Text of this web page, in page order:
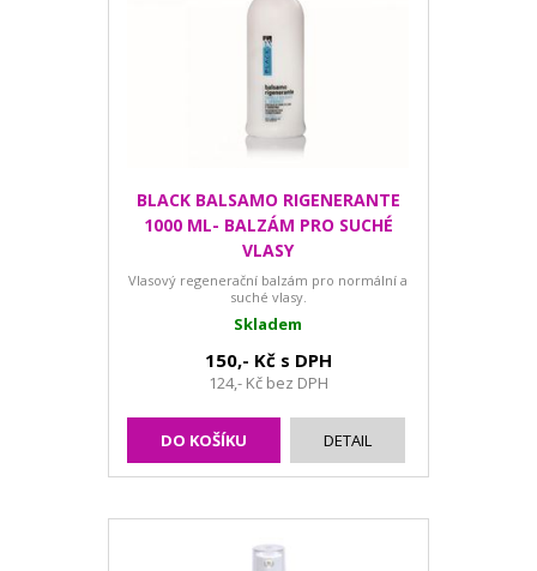
BLACK BALSAMO RIGENERANTE
1000 ML- BALZÁM PRO SUCHÉ
VLASY
Vlasový regenerační balzám pro normální a
suché vlasy.
Skladem
150,- Kč s DPH
124,- Kč bez DPH
DO KOŠÍKU DETAIL